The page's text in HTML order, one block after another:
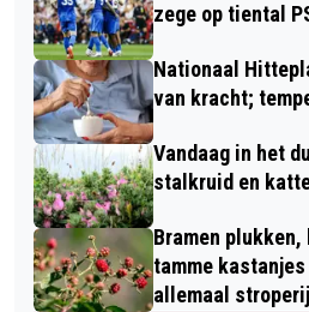
zege op tiental
Nationaal
van kracht;
Vandaag in het
stalkruid en
Bramen
tamme
allemaal